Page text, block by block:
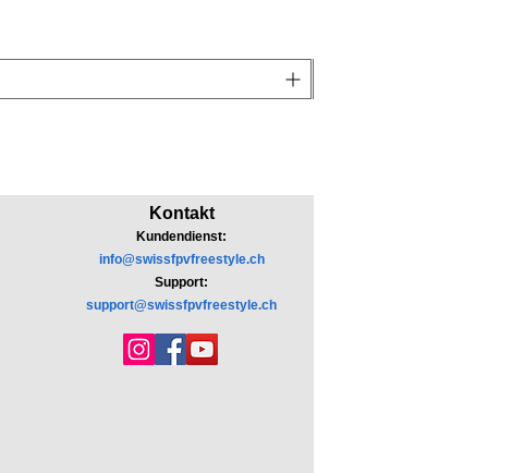
Kontakt
Kundendienst:
info@swissfpvfreestyle.ch
Support:
support@swissfpvfreestyle.ch